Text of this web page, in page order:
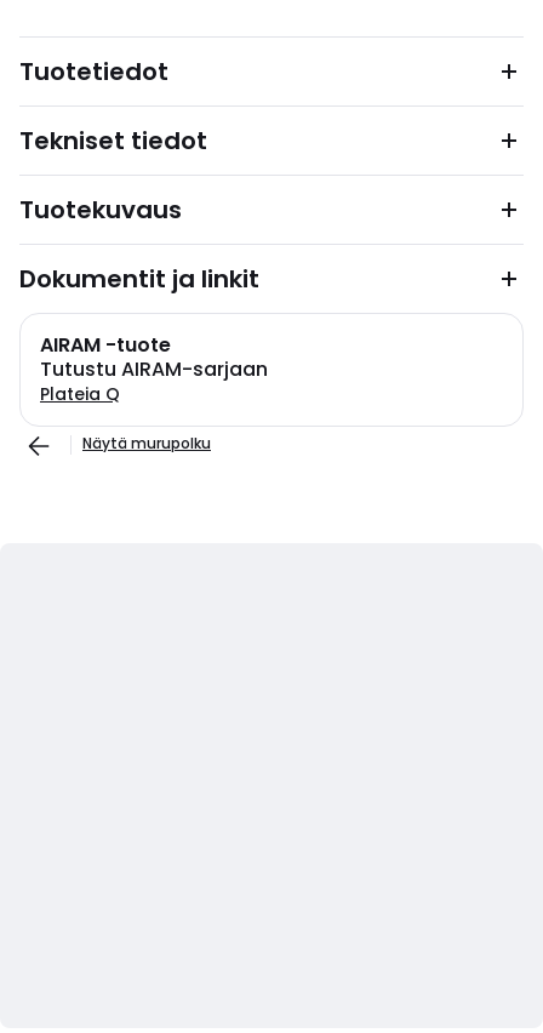
Tuotetiedot
Tekniset tiedot
Tuotekuvaus
Dokumentit ja linkit
AIRAM -tuote
Tutustu AIRAM-sarjaan
Plateia Q
Näytä murupolku